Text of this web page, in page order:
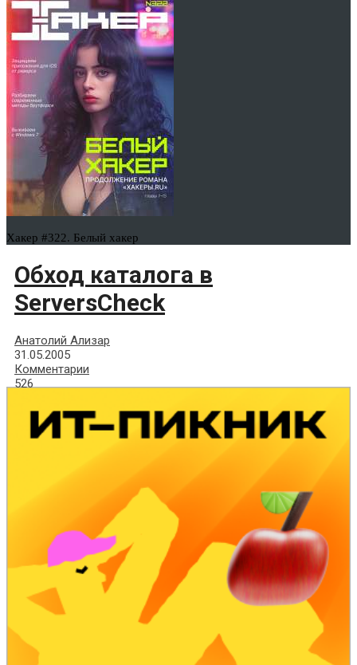
Хакер #322. Белый хакер
Обход каталога в
ServersCheck
Анатолий Ализар
31.05.2005
Комментарии
526